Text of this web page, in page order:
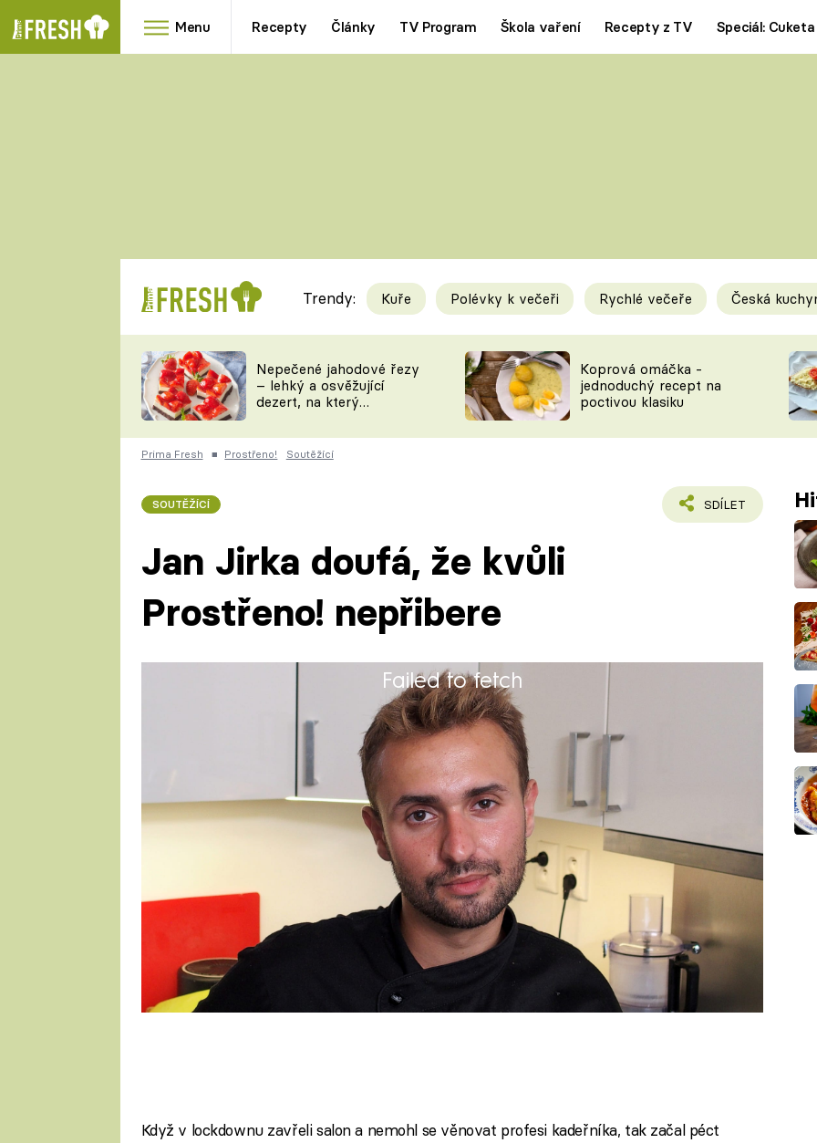
Menu Recepty Články TV Program Škola vaření Recepty z TV Speciál: Cuketa
RYCHLOVKY
Videorecepty
TEĎ VAŘÍ ŠÉF!
ČESKO NA TALÍŘI
Tipy a triky
KAM ZA JÍDLEM
VYCHYTÁVKY
ČASOPIS
Trendy: Kuře Polévky k večeři Rychlé večeře Česká
Nepečené jahodové řezy
– lehký a osvěžující
dezert, na který
Koprová omáčka -
jednoduchý recept na
poctivou klasiku
Prima Fresh ■ Prostřeno! Soutěžící
SOUTĚŽÍCÍ SDÍLET
Jan Jirka doufá, že kvůli
Prostřeno! nepřibere
Failed to fetch
Jan se živí především jako kadeřník. Cukrařina a pečení je pro něj
koníček, který se stále prohlubuje. Miluje sladké a rád ho připravuje a
jí. Jako dítě nechodil do školky, ale byl doma s babičkou a vždy
společně pekli. Intenzivně se pečení věnuje až od účasti v soutěží
Peče celá země.
Když v lockdownu zavřeli salon a nemohl se věnovat profesi kadeřníka, tak začal péct